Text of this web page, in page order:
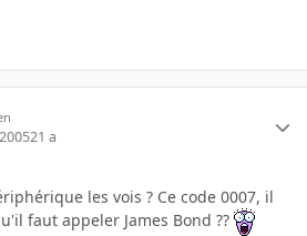
21 a
les vois ? Ce code 0007, il
faut appeler James Bond ??